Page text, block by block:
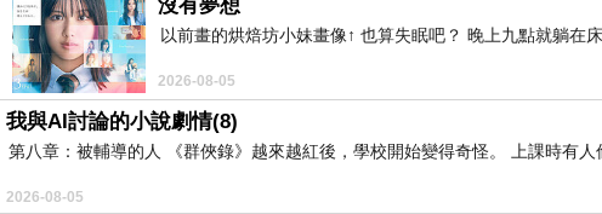
沒有夢想
以前畫的烘焙坊小妹畫像↑ 也算失眠吧？ 晚上九點就躺在
2026-08-05
我與AI討論的小說劇情(8)
第八章：被輔導的人 《群俠錄》越來越紅後，學校開始變得奇怪。 上課時有
2026-08-05